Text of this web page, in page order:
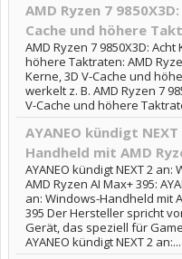
AMD Ryzen 7
Cache und höhere
AMD Ryzen 7 9850X3D:
höhere Taktraten: AMD
Kerne, 3D V-Cache und
werkelt z. B. AMD Ryzen 7
V-Cache und höhere
AYANEO kündigt
Handheld mit AMD
AYANEO kündigt NEXT 2
AMD Ryzen AI Max+ 395:
an: Windows-Handheld mit
395 Der Hersteller spricht
Gerät, das speziell für
AYANEO kündigt NEXT 2 an:...